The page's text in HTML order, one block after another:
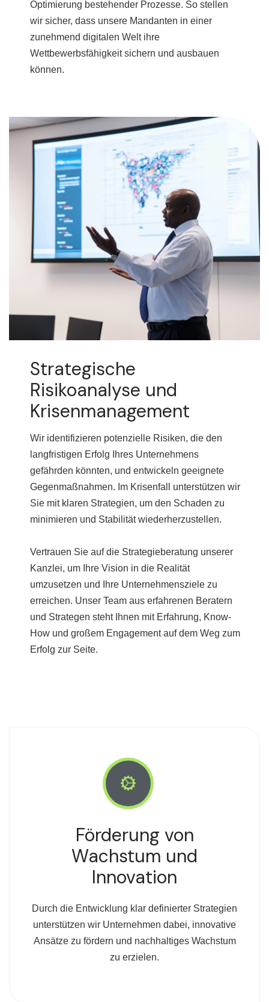
Optimierung bestehender Prozesse. So stellen
wir sicher, dass unsere Mandanten in einer
zunehmend digitalen Welt ihre
Wettbewerbsfähigkeit sichern und ausbauen
können.
Strategische
Risikoanalyse und
Krisenmanagement
Wir identifizieren potenzielle Risiken, die den
langfristigen Erfolg Ihres Unternehmens
gefährden könnten, und entwickeln geeignete
Gegenmaßnahmen. Im Krisenfall unterstützen wir
Sie mit klaren Strategien, um den Schaden zu
minimieren und Stabilität wiederherzustellen.
Vertrauen Sie auf die Strategieberatung unserer
Kanzlei, um Ihre Vision in die Realität
umzusetzen und Ihre Unternehmensziele zu
erreichen. Unser Team aus erfahrenen Beratern
und Strategen steht Ihnen mit Erfahrung, Know-
How und großem Engagement auf dem Weg zum
Erfolg zur Seite.
Förderung von
Wachstum und
Innovation
Durch die Entwicklung klar definierter Strategien
unterstützen wir Unternehmen dabei, innovative
Ansätze zu fördern und nachhaltiges Wachstum
zu erzielen.